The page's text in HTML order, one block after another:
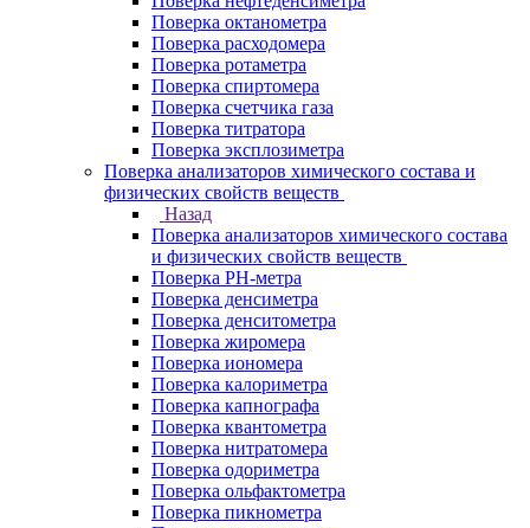
Поверка октанометра
Поверка расходомера
Поверка ротаметра
Поверка спиртомера
Поверка счетчика газа
Поверка титратора
Поверка эксплозиметра
Поверка анализаторов химического состава и
физических свойств веществ
Назад
Поверка анализаторов химического состава
и физических свойств веществ
Поверка PH-метра
Поверка денсиметра
Поверка денситометра
Поверка жиромера
Поверка иономера
Поверка калориметра
Поверка капнографа
Поверка квантометра
Поверка нитратомера
Поверка одориметра
Поверка ольфактометра
Поверка пикнометра